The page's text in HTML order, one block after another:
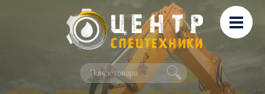
Перейти к основному содержанию
Лизинг
Сервис и ремонт
Контакты